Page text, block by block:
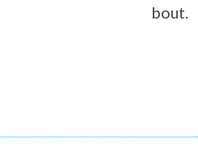
bout.